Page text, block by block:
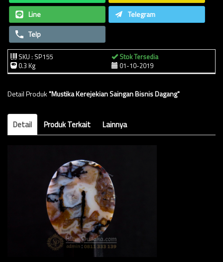
Line
Telegram
Telp
SKU : SP155
Stok Tersedia
0.3 Kg
01-10-2019
Detail Produk"Mustika Kerejekian Saingan Bisnis Dagang"
Detail Produk Terkait Lainnya